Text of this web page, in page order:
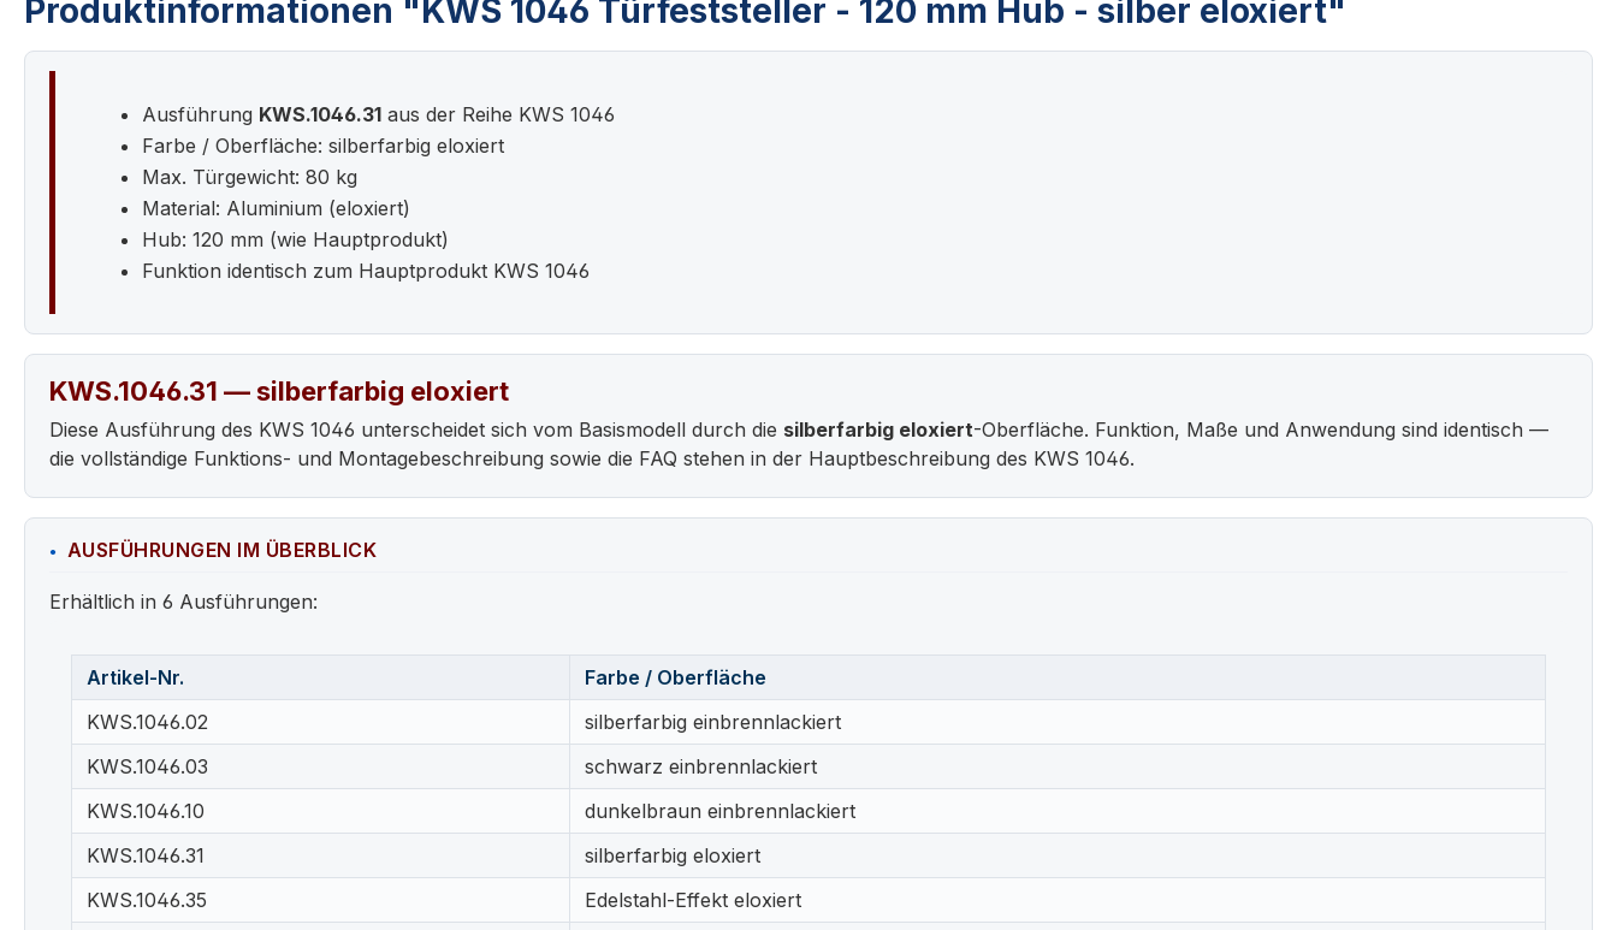
Produktinformationen "KWS 1046 Türfeststeller - 120 mm Hub - silber eloxiert"
Ausführung KWS.1046.31 aus der Reihe KWS 1046
Farbe / Oberfläche: silberfarbig eloxiert
Max. Türgewicht: 80 kg
Material: Aluminium (eloxiert)
Hub: 120 mm (wie Hauptprodukt)
Funktion identisch zum Hauptprodukt KWS 1046
KWS.1046.31 — silberfarbig eloxiert
Diese Ausführung des KWS 1046 unterscheidet sich vom Basismodell durch die silberfarbig eloxiert-Oberfläche. Funktion, Maße und Anwendung sind identisch —
die vollständige Funktions- und Montagebeschreibung sowie die FAQ stehen in der Hauptbeschreibung des KWS 1046.
AUSFÜHRUNGEN IM ÜBERBLICK
Erhältlich in 6 Ausführungen:
Artikel-Nr.
Farbe / Oberfläche
KWS.1046.02
silberfarbig einbrennlackiert
KWS.1046.03
schwarz einbrennlackiert
KWS.1046.10
dunkelbraun einbrennlackiert
KWS.1046.31
silberfarbig eloxiert
KWS.1046.35
Edelstahl-Effekt eloxiert